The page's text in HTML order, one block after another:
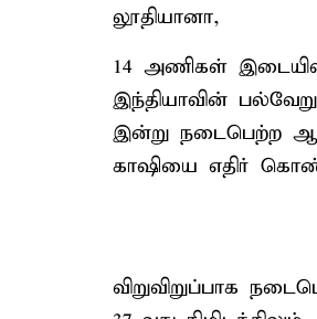
லூதியானா,
14 அணிகள்
இந்தியாவின்
இன்று நடைபெற்ற
காஷியை எதிர்
விறுவிறுப்பாக